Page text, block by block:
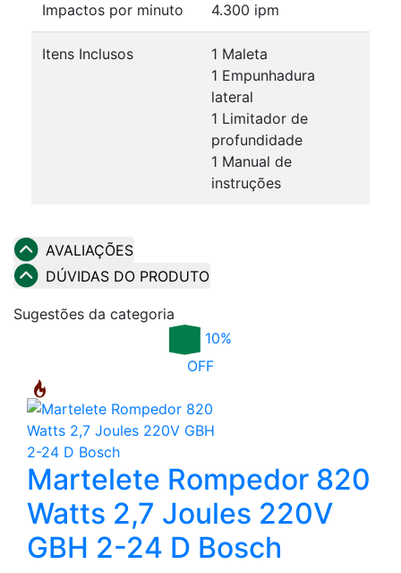
Impactos por minuto 4.300 ipm
Itens Inclusos
1 Maleta
1 Empunhadura
lateral
1 Limitador de
profundidade
1 Manual de
instruções
AVALIAÇÕES
DÚVIDAS DO PRODUTO
Sugestões da categoria
10%
OFF
Martelete Rompedor 820
Watts 2,7 Joules 220V
GBH 2-24 D Bosch